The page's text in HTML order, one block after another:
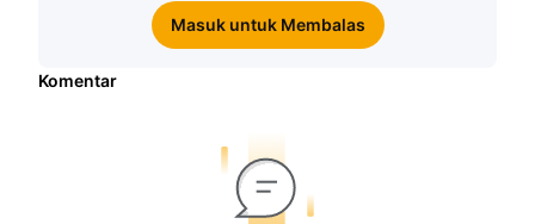
Masuk untuk Membalas
Komentar